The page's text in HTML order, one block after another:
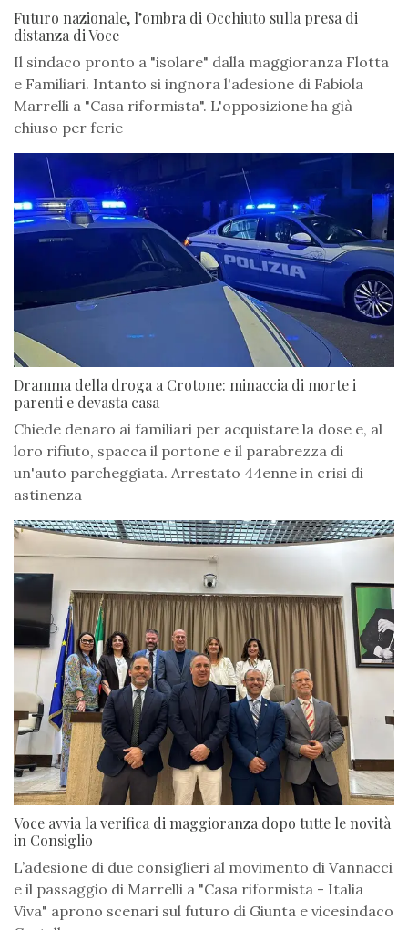
Futuro nazionale, l’ombra di Occhiuto sulla presa di
distanza di Voce
Il sindaco pronto a "isolare" dalla maggioranza Flotta
e Familiari. Intanto si ingnora l'adesione di Fabiola
Marrelli a "Casa riformista". L'opposizione ha già
chiuso per ferie
Dramma della droga a Crotone: minaccia di morte i
parenti e devasta casa
Chiede denaro ai familiari per acquistare la dose e, al
loro rifiuto, spacca il portone e il parabrezza di
un'auto parcheggiata. Arrestato 44enne in crisi di
astinenza
Voce avvia la verifica di maggioranza dopo tutte le novità
in Consiglio
L’adesione di due consiglieri al movimento di Vannacci
e il passaggio di Marrelli a "Casa riformista - Italia
Viva" aprono scenari sul futuro di Giunta e vicesindaco